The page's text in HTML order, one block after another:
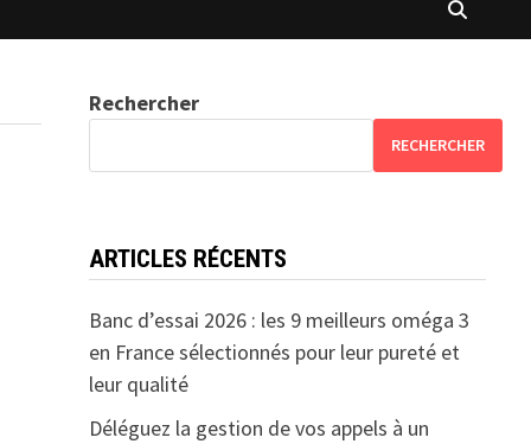
Rechercher
RECHERCHER
ARTICLES RÉCENTS
Banc d’essai 2026 : les 9 meilleurs oméga 3
en France sélectionnés pour leur pureté et
leur qualité
Déléguez la gestion de vos appels à un